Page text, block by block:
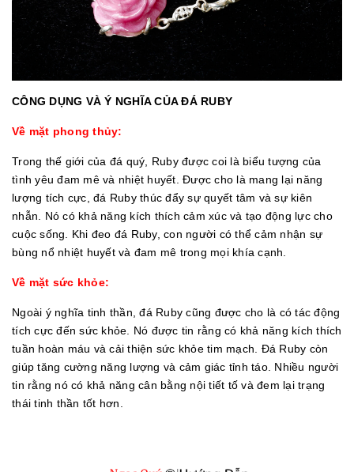
CÔNG DỤNG VÀ Ý NGHĨA CỦA ĐÁ RUBY
Về mặt phong thủy:
Trong thế giới của đá quý, Ruby được coi là biểu tượng của
tình yêu đam mê và nhiệt huyết. Được cho là mang lại năng
lượng tích cực, đá Ruby thúc đẩy sự quyết tâm và sự kiên
nhẫn. Nó có khả năng kích thích cảm xúc và tạo động lực cho
cuộc sống. Khi đeo đá Ruby, con người có thể cảm nhận sự
bùng nổ nhiệt huyết và đam mê trong mọi khía cạnh.
Về mặt sức khỏe:
Ngoài ý nghĩa tinh thần, đá Ruby cũng được cho là có tác động
tích cực đến sức khỏe. Nó được tin rằng có khả năng kích thích
tuần hoàn máu và cải thiện sức khỏe tim mạch. Đá Ruby còn
giúp tăng cường năng lượng và cảm giác tỉnh táo. Nhiều người
tin rằng nó có khả năng cân bằng nội tiết tố và đem lại trạng
thái tinh thần tốt hơn.